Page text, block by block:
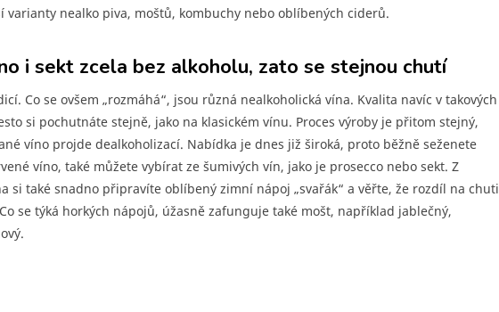
varianty nealko piva, moštů, kombuchy nebo oblíbených ciderů.
i sekt zcela bez alkoholu, zato se stejnou chutí
Co se ovšem „rozmáhá“, jsou různá nealkoholická vína. Kvalita navíc v takových
si pochutnáte stejně, jako na klasickém vínu. Proces výroby je přitom stejný,
víno projde dealkoholizací. Nabídka je dnes již široká, proto běžně seženete
víno, také můžete vybírat ze šumivých vín, jako je prosecco nebo sekt. Z
si také snadno připravíte oblíbený zimní nápoj „svařák“ a věřte, že rozdíl na chuti
se týká horkých nápojů, úžasně zafunguje také mošt, například jablečný,